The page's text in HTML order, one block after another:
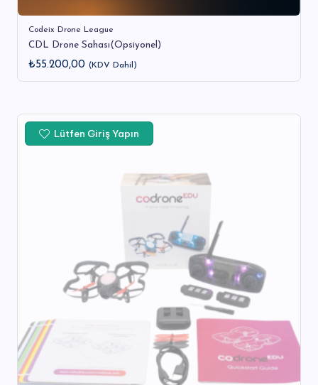
Codeix Drone League
CDL Drone Sahası(Opsiyonel)
₺55.200,00 (KDV Dahil)
Lütfen Giriş Yapın